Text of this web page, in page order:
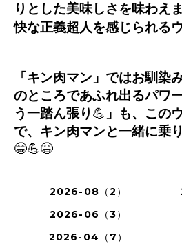
りとした美味しさを味わえ
快な正義超人を感じられる
「キン肉マン」ではお馴染
のところであふれ出るパワ
う一踏ん張り 💪 」も、この
で、キン肉マンと一緒に乗
😁💪😆
2026-08（2）
2026-06（3）
2026-04（7）